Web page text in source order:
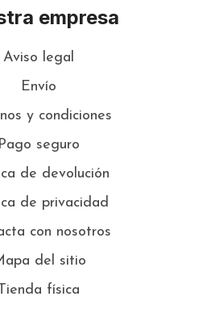
empresa
Aviso legal
Envío
y condiciones
Pago seguro
de devolución
de privacidad
con nosotros
del sitio
física